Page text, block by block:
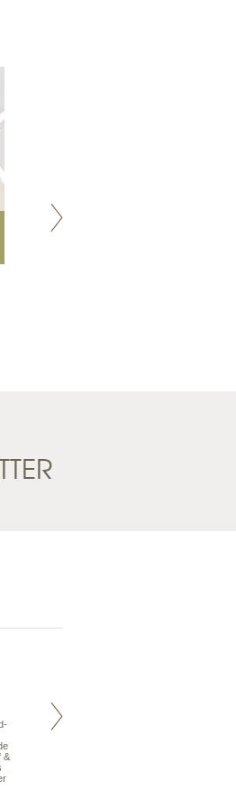
&
Maldives à la Carte propose tous